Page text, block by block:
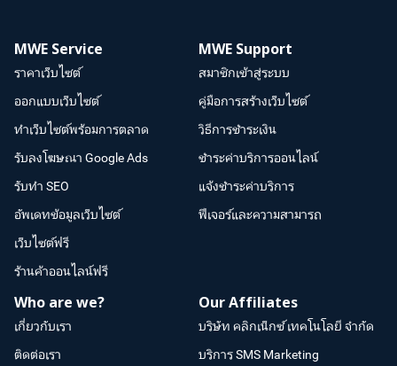
MWE Service
ราคาเว็บไซต์
ออกแบบเว็บไซต์
ทำเว็บไซต์พร้อมการตลาด
รับลงโฆษณา Google Ads
รับทำ SEO
อัพเดทข้อมูลเว็บไซต์
เว็บไซต์ฟรี
ร้านค้าออนไลน์ฟรี
MWE Support
สมาชิกเข้าสู่ระบบ
คู่มือการสร้างเว็บไซต์
วิธีการชำระเงิน
ชำระค่าบริการออนไลน์
แจ้งชำระค่าบริการ
ฟีเจอร์และความสามารถ
Who are we?
เกี่ยวกับเรา
ติดต่อเรา
Our Affiliates
บริษัท คลิกเน็กซ์ เทคโนโลยี จำกัด
บริการ SMS Marketing